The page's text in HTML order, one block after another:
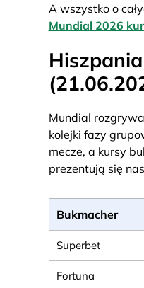
A wszystko o
Mundial 2026
Mundial
kolejki fazy
mecze, a kursy
prezentują się
Bukmacher
Superbet
Fortuna